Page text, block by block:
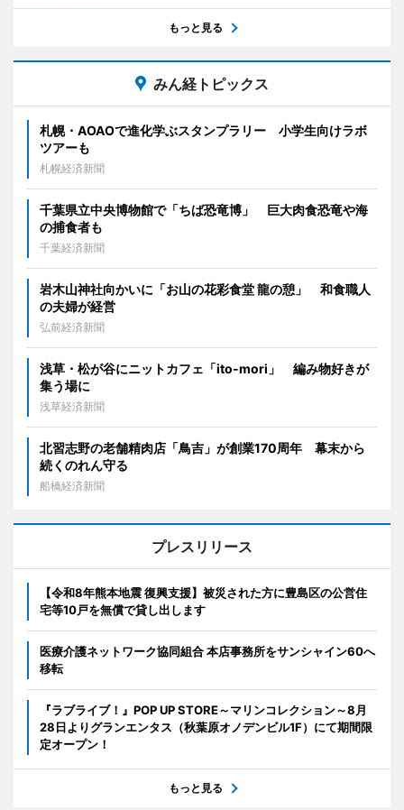
もっと見る
みん経トピックス
札幌・AOAOで進化学ぶスタンプラリー 小学生向けラボ
ツアーも
札幌経済新聞
千葉県立中央博物館で「ちば恐竜博」 巨大肉食恐竜や海
の捕食者も
千葉経済新聞
岩木山神社向かいに「お山の花彩食堂 龍の憩」 和食職人
の夫婦が経営
弘前経済新聞
浅草・松が谷にニットカフェ「ito-mori」 編み物好きが
集う場に
浅草経済新聞
北習志野の老舗精肉店「鳥吉」が創業170周年 幕末から
続くのれん守る
船橋経済新聞
プレスリリース
【令和8年熊本地震 復興支援】被災された方に豊島区の公営住
宅等10戸を無償で貸し出します
医療介護ネットワーク協同組合 本店事務所をサンシャイン60へ
移転
『ラブライブ！』POP UP STORE～マリンコレクション～8月
28日よりグランエンタス（秋葉原オノデンビル1F）にて期間限
定オープン！
もっと見る